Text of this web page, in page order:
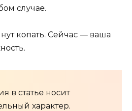
случае.
копать. Сейчас — ваша
в статье носит
характер.